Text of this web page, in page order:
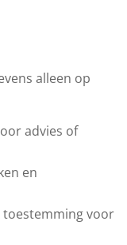
alleen op
advies of
en
toestemming voor